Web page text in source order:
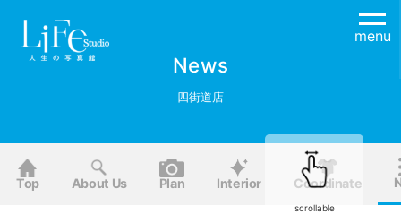
menu
News
四街道店
Top About Us Plan Interior Coordinate
scrollable